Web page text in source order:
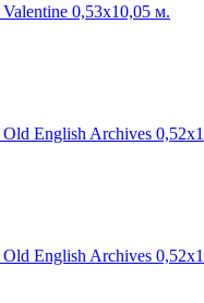
0,53х10,05 м.
English Archives
English Archives